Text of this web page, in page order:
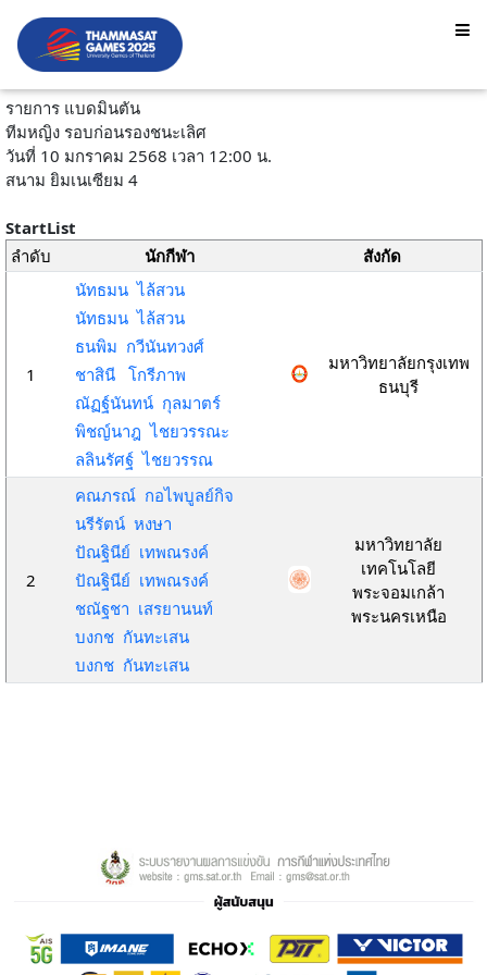
รายการ แบดมินตัน
ทีมหญิง รอบก่อนรองชนะเลิศ
วันที่ 10 มกราคม 2568 เวลา 12:00 น.
สนาม ยิมเนเซียม 4
StartList
ลำดับ
นักกีฬา สังกัด
1
นัทธมน ไล้สวน
นัทธมน ไล้สวน
ธนพิม กวีนันทวงศ์
ชาสินี โกรีภาพ
ณัฏฐ์นันทน์ กุลมาตร์
พิชญ์นาฎ ไชยวรรณะ
ลลินรัศฐ์ ไชยวรรณ
มหาวิทยาลัยกรุงเทพ
ธนบุรี
2
คณภรณ์ กอไพบูลย์กิจ
นรีรัตน์ หงษา
ปัณฐินีย์ เทพณรงค์
ปัณฐินีย์ เทพณรงค์
ชณัฐชา เสรยานนท์
บงกช กันทะเสน
บงกช กันทะเสน
มหาวิทยาลัย
เทคโนโลยี
พระจอมเกล้า
พระนครเหนือ